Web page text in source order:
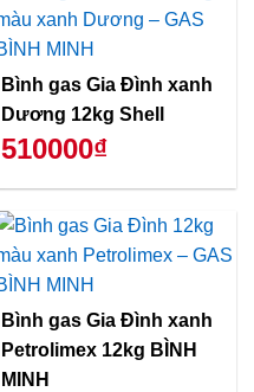
Bình gas Gia Đình xanh
Dương 12kg Shell
510000₫
Bình gas Gia Đình xanh
Petrolimex 12kg BÌNH
MINH